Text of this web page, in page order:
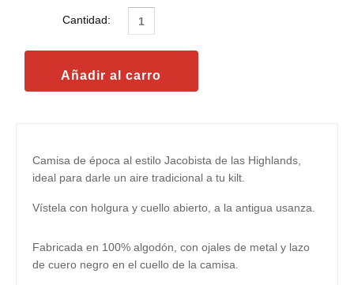
Cantidad:
Camisa de época al estilo Jacobista de las Highlands,
ideal para darle un aire tradicional a tu kilt.
Vístela con holgura y cuello abierto, a la antigua usanza.
Fabricada en 100% algodón, con ojales de metal y lazo
de cuero negro en el cuello de la camisa.